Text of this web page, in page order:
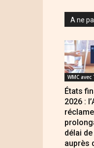
A ne
WMC avec
États
2026 :
délai
auprès